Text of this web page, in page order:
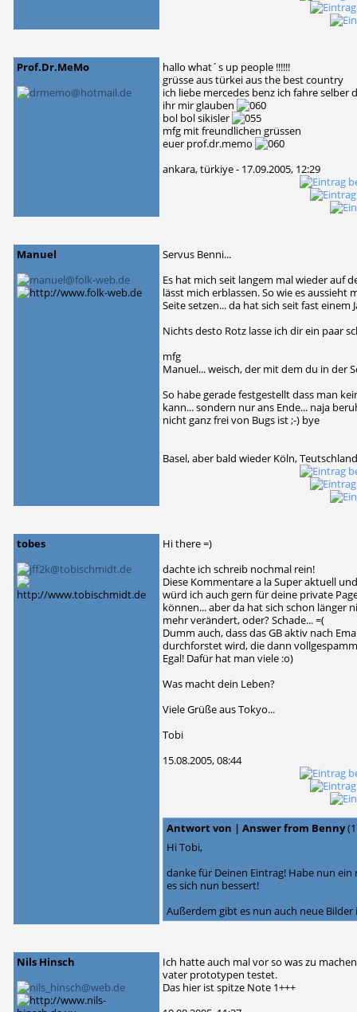
Prof.Dr.MeMo
hallo what´s up people !!!!!!
grüsse aus türkei aus the best country
ich liebe mercedes benz ich fahre
ihr mir glauben
bol bol sikisler
mfg mit freundlichen grüssen
euer prof.dr.memo
ankara, türkiye - 17.09.2005, 12:29
Manuel
Servus Benni...
Es hat mich seit langem mal wieder auf
lässt mich erblassen. So wie es aussieht
Seite setzen... da hat sich seit fast
Nichts desto Rotz lasse ich dir ein paar
mfg
Manuel... weisch, der mit dem du in der
So habe gerade festgestellt dass man
kann... sondern nur ans Ende... naja
nicht ganz frei von Bugs ist ;-) bye
Basel, aber bald wieder Köln,
tobes
Hi there =)
dachte ich schreib nochmal rein!
Diese Kommentare a la Super aktuell
würd ich auch gern für deine private
können... aber da hat sich schon länger
mehr verändert, oder? Schade... =(
Dumm auch, dass das GB aktiv nach
durchforstet wird, die dann
Egal! Dafür hat man viele :o)
Was macht dein Leben?
Viele Grüße aus Tokyo...
Tobi
15.08.2005, 08:44
Antwort von | Answer from Benny
Hi Tobi,
danke für Deinen Eintrag! Habe nun
es sich nun bessert!
Außerdem gibt es nun auch neue
Nils Hinsch
Ich hatte auch mal vor so was zu
vater prototypen testet.
Das hier ist spitze Note 1+++